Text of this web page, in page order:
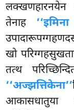
लक्खणहारनयेन
तेनाह
खो
तत्थ
‘‘अज्झत्तिकेना’’
आकासधातुया